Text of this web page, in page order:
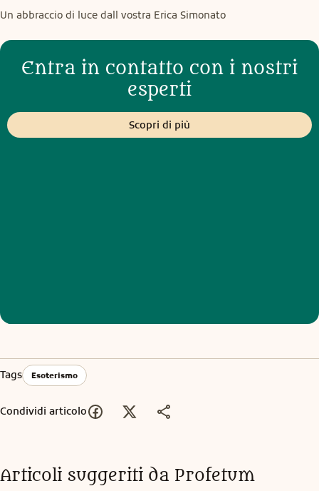
Un abbraccio di luce dall vostra Erica Simonato
Entra in contatto con i nostri
esperti
Scopri di più
Tags Esoterismo
Condividi articolo
Articoli suggeriti da Profetum